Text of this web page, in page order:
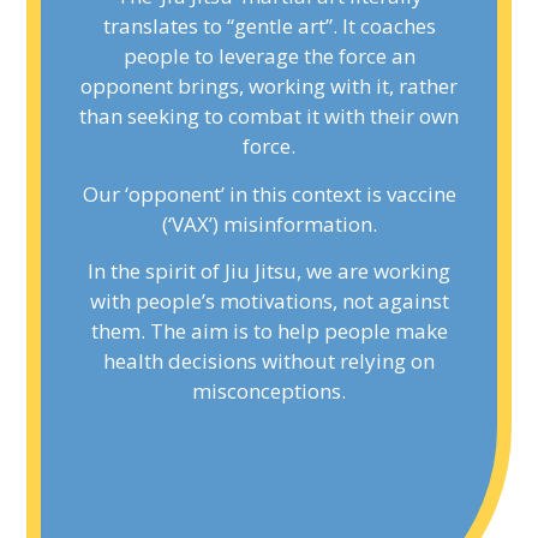
translates to “gentle art”. It coaches
people to leverage the force an
opponent brings, working with it, rather
than seeking to combat it with their own
force.
Our ‘opponent’ in this context is vaccine
(‘VAX’) misinformation.
In the spirit of Jiu Jitsu, we are working
with people’s motivations, not against
them. The aim is to help people make
health decisions without relying on
misconceptions.
translates to “gentle art”. It coaches
people to leverage the force an
opponent brings, working with it, rather
than seeking to combat it with their own
force.
Our ‘opponent’ in this context is vaccine
(‘VAX’) misinformation.
In the spirit of Jiu Jitsu, we are working
with people’s motivations, not against
them. The aim is to help people make
health decisions without relying on
misconceptions.